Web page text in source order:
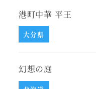
港町中華 平王
大分県
幻想の庭